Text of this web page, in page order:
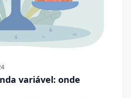
variável: onde